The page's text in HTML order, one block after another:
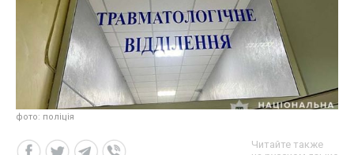
фото: поліція
Читайте также